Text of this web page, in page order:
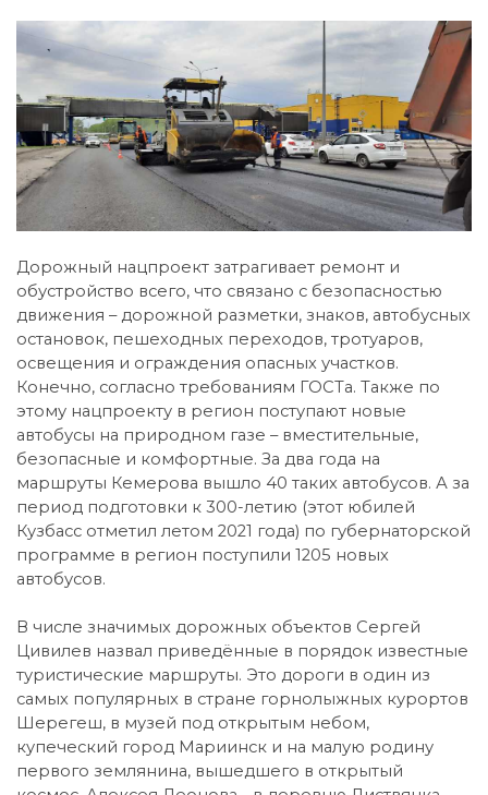
Дорожный нацпроект затрагивает ремонт и
обустройство всего, что связано с безопасностью
движения – дорожной разметки, знаков, автобусных
остановок, пешеходных переходов, тротуаров,
освещения и ограждения опасных участков.
Конечно, согласно требованиям ГОСТа. Также по
этому нацпроекту в регион поступают новые
автобусы на природном газе – вместительные,
безопасные и комфортные. За два года на
маршруты Кемерова вышло 40 таких автобусов. А за
период подготовки к 300-летию (этот юбилей
Кузбасс отметил летом 2021 года) по губернаторской
программе в регион поступили 1205 новых
автобусов.
В числе значимых дорожных объектов Сергей
Цивилев назвал приведённые в порядок известные
туристические маршруты. Это дороги в один из
самых популярных в стране горнолыжных курортов
Шерегеш, в музей под открытым небом,
купеческий город Мариинск и на малую родину
первого землянина, вышедшего в открытый